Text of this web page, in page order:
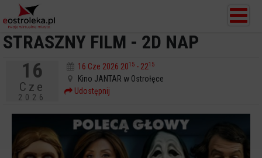
STRASZNY FILM - 2D NAP
16
Cze
2026
16 Cze 2026 2015 - 2215
Kino JANTAR w Ostrołęce
Udostępnij